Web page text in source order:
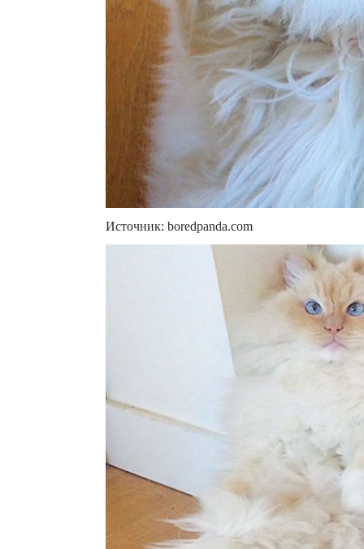
Источник: boredpanda.com